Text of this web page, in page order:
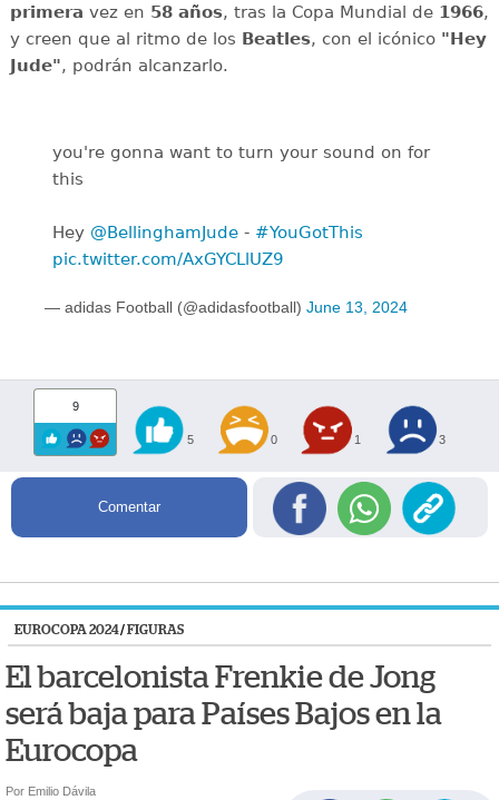
primera vez en 58 años, tras la Copa Mundial de 1966,
y creen que al ritmo de los Beatles, con el icónico "Hey
Jude", podrán alcanzarlo.
you're gonna want to turn your sound on for
this
Hey @BellinghamJude - #YouGotThis
pic.twitter.com/AxGYCLlUZ9
— adidas Football (@adidasfootball) June 13, 2024
9
5 0 1 3
Comentar
EUROCOPA 2024/ FIGURAS
El barcelonista Frenkie de Jong
será baja para Países Bajos en la
Eurocopa
Por Emilio Dávila